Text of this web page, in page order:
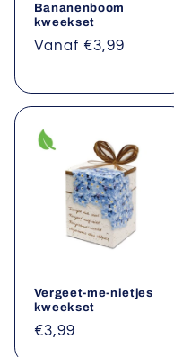
Bananenboom
kweekset
Normale
Vanaf €3,99
Vergeet-me-nietjes
kweekset
Normale
€3,99